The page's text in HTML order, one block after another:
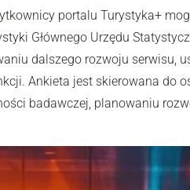
portalu Turystyka+
Głównego Urzędu
dalszego rozwoju serwisu,
Ankieta jest skierowana do
badawczej, planowaniu